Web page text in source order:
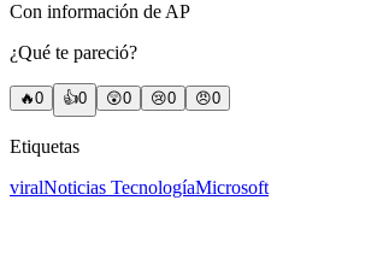
Con información de AP
¿Qué te pareció?
🔥0 👍0 😲0 😢0 😠0
Etiquetas
viralNoticias TecnologíaMicrosoft